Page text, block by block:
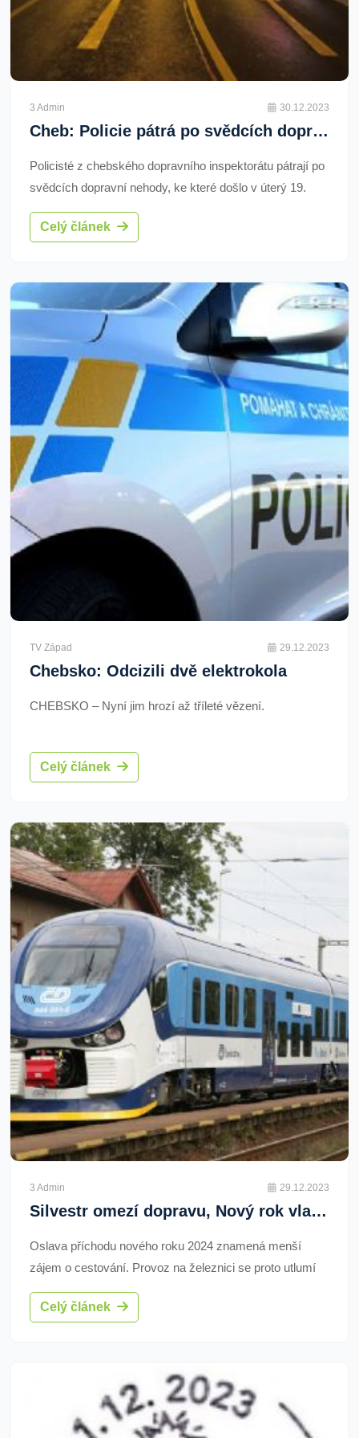
3 Admin 30.12.2023
Cheb: Policie pátrá po svědcích dopravní nehody
Policisté z chebského dopravního inspektorátu pátrají po
svědcích dopravní nehody, ke které došlo v úterý 19.
prosince letošního roku kolem 07:30 hodin v Chebu.
Celý článek
TV Západ 29.12.2023
Chebsko: Odcizili dvě elektrokola
CHEBSKO – Nyní jim hrozí až tříleté vězení.
Celý článek
3 Admin 29.12.2023
Silvestr omezí dopravu, Nový rok vlaky posílí
Oslava příchodu nového roku 2024 znamená menší
zájem o cestování. Provoz na železnici se proto utlumí
už ve večerních hodinách a na Nový rok se vlaky
rozjedou o něco později, než v obvyklý sváteční den.
Celý článek